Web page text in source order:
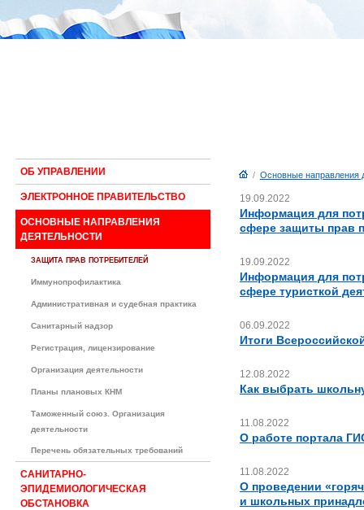
ОБ УПРАВЛЕНИИ
ЭЛЕКТРОННОЕ ПРАВИТЕЛЬСТВО
ОСНОВНЫЕ НАПРАВЛЕНИЯ
ДЕЯТЕЛЬНОСТИ
ЗАЩИТА ПРАВ ПОТРЕБИТЕЛЕЙ
Иммунопрофилактика
Административная и судебная практика
Санитарный надзор
Регистрация, лицензирование
Организация деятельности
Планы плановых КНМ
Таможенный союз. Организация
деятельности
Перечень обязательных требований
САНИТАРНО-
ЭПИДЕМИОЛОГИЧЕСКАЯ
ОБСТАНОВКА
/ Основные направления
19.09.2022
Информация для
сфере защиты прав
19.09.2022
Информация для
сфере туристкой
06.09.2022
Итоги
12.08.2022
Как выбрать
11.08.2022
О работе портала
11.08.2022
О проведении
и школьных